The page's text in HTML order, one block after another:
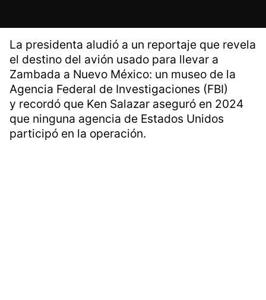
La presidenta aludió a un reportaje que revela
el destino del avión usado para llevar a
Zambada a Nuevo México: un museo de la
Agencia Federal de Investigaciones (FBI)
y recordó que Ken Salazar aseguró en 2024
que ninguna agencia de Estados Unidos
participó en la operación.